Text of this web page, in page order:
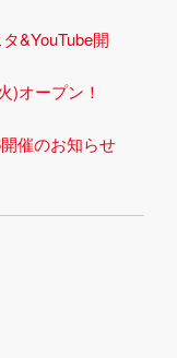
&YouTube開
)オープン！
催のお知らせ